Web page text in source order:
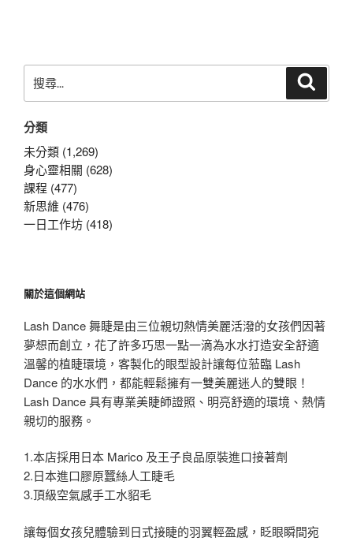
尋
鍵
字:
分類
未分類 (1,269)
身心靈相關 (628)
課程 (477)
新思維 (476)
一日工作坊 (418)
關於這個網站
Lash Dance 舞睫是由三位親切熱情美麗活潑的女孩們因著
夢想而創立，花了許多巧思一點一滴為水水打造安全舒適
溫馨的植睫環境，客製化的眼型設計讓每位蒞臨 Lash
Dance 的水水們，都能輕鬆擁有一雙美麗迷人的雙眼！
Lash Dance 具有專業美睫師證照、明亮舒適的環境、熱情
親切的服務。
1.本店採用日本 Marico 及王子良品原裝進口接著劑
2.日本進口膠原蠶絲人工睫毛
3.頂級空氣感手工水貂毛
讓每個女孩兒體驗到日式接睫的羽翼輕盈感，眨眼瞬間宛